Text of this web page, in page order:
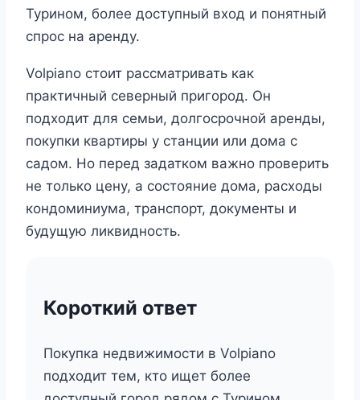
Турином, более доступный вход и понятный
спрос на аренду.
Volpiano стоит рассматривать как
практичный северный пригород. Он
подходит для семьи, долгосрочной аренды,
покупки квартиры у станции или дома с
садом. Но перед задатком важно проверить
не только цену, а состояние дома, расходы
кондоминиума, транспорт, документы и
будущую ликвидность.
Короткий ответ
Покупка недвижимости в Volpiano
подходит тем, кто ищет более